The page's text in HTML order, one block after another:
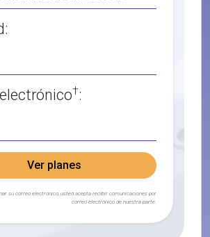
†:
Ver planes
su correo electrónico, usted acepta recibir comunicaciones por
correo electrónico de nuestra parte.